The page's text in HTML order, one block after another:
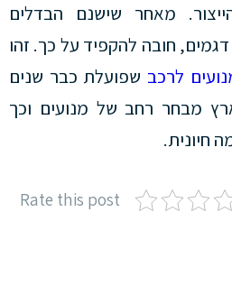
מאחר שישנם הבדלים
חובה להקפיד על כך. זהו
לרכב שפועלת כבר שנים
מבחר רחב של מנועים וכך
חיונית.
Rate this post